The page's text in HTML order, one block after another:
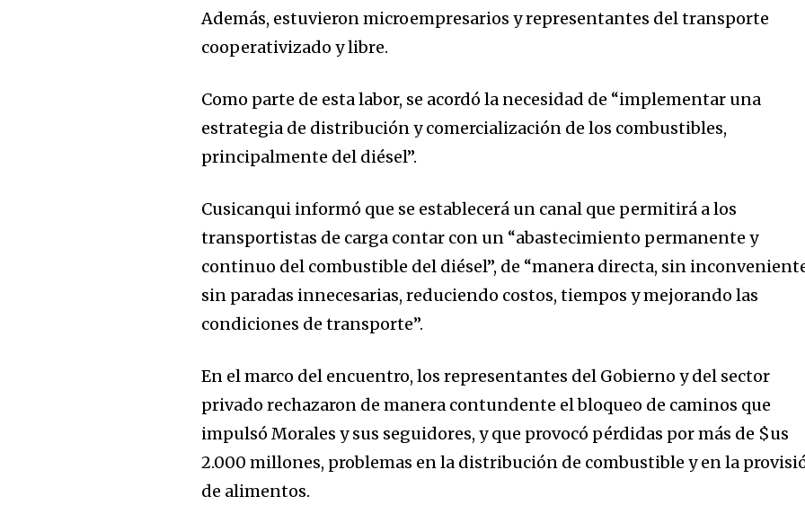
Además, estuvieron microempresarios y representantes del transporte
cooperativizado y libre.
Como parte de esta labor, se acordó la necesidad de “implementar una
estrategia de distribución y comercialización de los combustibles,
principalmente del diésel”.
Cusicanqui informó que se establecerá un canal que permitirá a los
transportistas de carga contar con un “abastecimiento permanente y
continuo del combustible del diésel”, de “manera directa, sin
sin paradas innecesarias, reduciendo costos, tiempos y mejorando las
condiciones de transporte”.
En el marco del encuentro, los representantes del Gobierno y del sector
privado rechazaron de manera contundente el bloqueo de caminos que
impulsó Morales y sus seguidores, y que provocó pérdidas por más de $us
2.000 millones, problemas en la distribución de combustible y en la
de alimentos.